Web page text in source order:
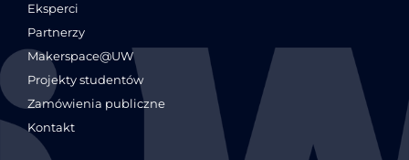
Eksperci
Partnerzy
Makerspace@UW
Projekty studentów
Zamówienia publiczne
Kontakt